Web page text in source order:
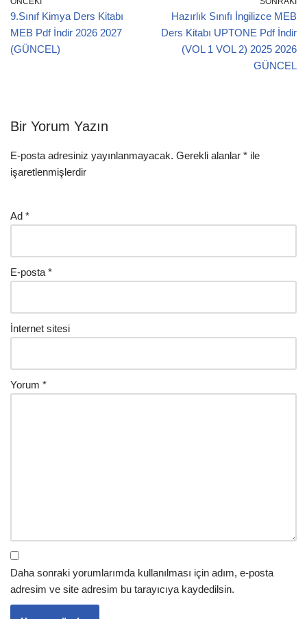
9.Sınıf Kimya Ders Kitabı
MEB Pdf İndir 2026 2027
(GÜNCEL)
Hazırlık Sınıfı İngilizce MEB
Ders Kitabı UPTONE Pdf İndir
(VOL 1 VOL 2) 2025 2026
GÜNCEL
Bir Yorum Yazın
E-posta adresiniz yayınlanmayacak. Gerekli alanlar * ile
işaretlenmişlerdir
Ad *
E-posta *
İnternet sitesi
Yorum *
Daha sonraki yorumlarımda kullanılması için adım, e-posta
adresim ve site adresim bu tarayıcıya kaydedilsin.